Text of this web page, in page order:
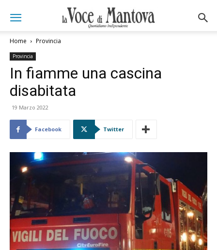
Home Provincia
Provincia
In fiamme una cascina
disabitata
19 Marzo 2022
Facebook Twitter